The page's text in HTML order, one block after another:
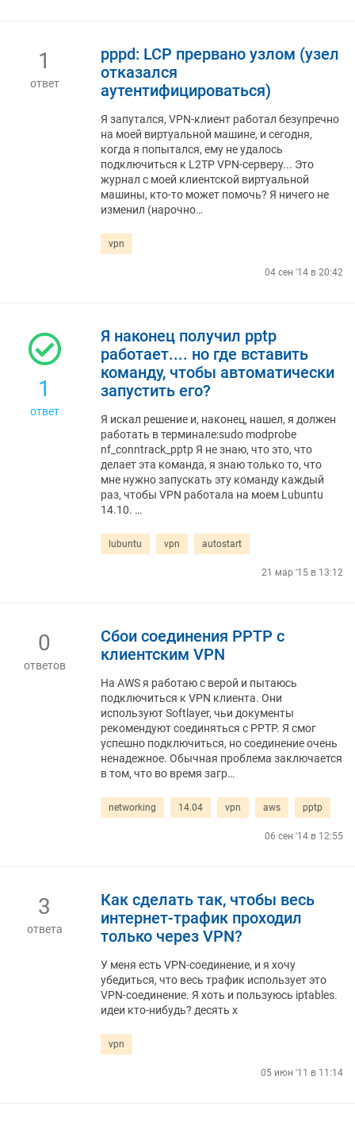
1
ответ
pppd: LCP прервано узлом (узел
отказался
аутентифицироваться)
Я запутался, VPN-клиент работал безупречно
на моей виртуальной машине, и сегодня,
когда я попытался, ему не удалось
подключиться к L2TP VPN-серверу... Это
журнал с моей клиентской виртуальной
машины, кто-то может помочь? Я ничего не
изменил (нарочно…
vpn
04 сен '14 в 20:42
1
ответ
Я наконец получил pptp
работает.... но где вставить
команду, чтобы автоматически
запустить его?
Я искал решение и, наконец, нашел, я должен
работать в терминале:sudo modprobe
nf_conntrack_pptp Я не знаю, что это, что
делает эта команда, я знаю только то, что
мне нужно запускать эту команду каждый
раз, чтобы VPN работала на моем Lubuntu
14.10. …
lubuntu vpn autostart
21 мар '15 в 13:12
0
ответов
Сбои соединения PPTP с
клиентским VPN
На AWS я работаю с верой и пытаюсь
подключиться к VPN клиента. Они
используют Softlayer, чьи документы
рекомендуют соединяться с PPTP. Я смог
успешно подключиться, но соединение очень
ненадежное. Обычная проблема заключается
в том, что во время загр…
networking 14.04 vpn aws pptp
06 сен '14 в 12:55
3
ответа
Как сделать так, чтобы весь
интернет-трафик проходил
только через VPN?
У меня есть VPN-соединение, и я хочу
убедиться, что весь трафик использует это
VPN-соединение. Я хоть и пользуюсь iptables.
идеи кто-нибудь? десять х
vpn
05 июн '11 в 11:14